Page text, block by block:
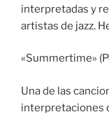
interpretadas y
artistas de jazz.
«Summertime»
Una de las
interpretaciones